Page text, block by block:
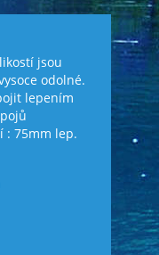
jsou
odolné.
lepením
: 75mm lep.